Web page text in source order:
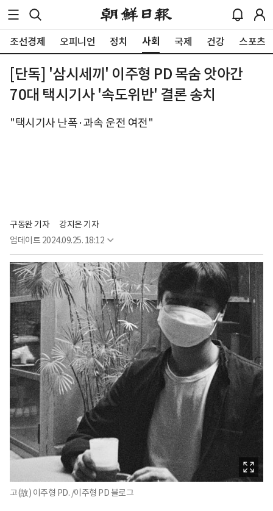
조선경제 오피니언 정치 사회 국제 건강 스포츠
[단독] '삼시세끼' 이주형 PD 목숨 앗아간
70대 택시기사 '속도위반' 결론 송치
"택시기사 난폭·과속 운전 여전"
구동완 기자
강지은 기자
업데이트 2024.09.25. 18:12
고(故) 이주형 PD. /이주형 PD 블로그